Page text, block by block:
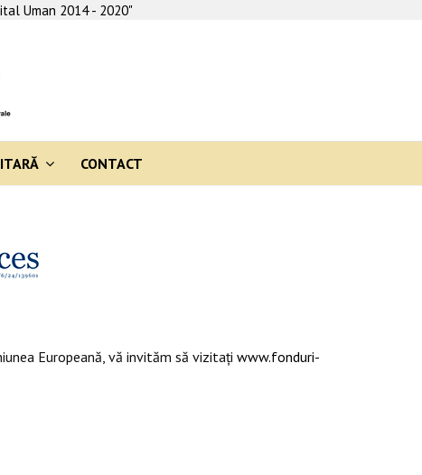
Uman 2014 - 2020"
CONTACT
Europeană, vă invităm să vizitaţi www.fonduri-